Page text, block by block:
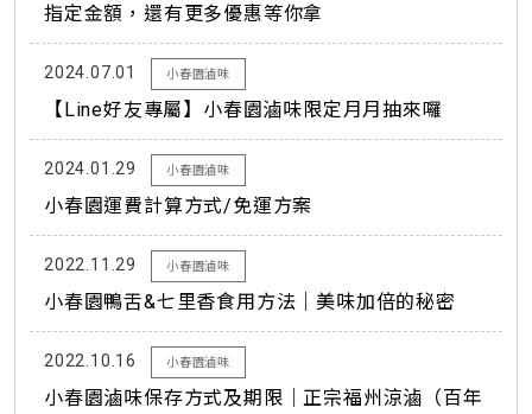
指定金額，還有更多優惠等你拿
2024.07.01 小春園滷味
【Line好友專屬】小春園滷味限定月月抽來囉
2024.01.29 小春園滷味
小春園運費計算方式/免運方案
2022.11.29 小春園滷味
小春園鴨舌&七里香食用方法｜美味加倍的秘密
2022.10.16 小春園滷味
小春園滷味保存方式及期限｜正宗福州涼滷（百年